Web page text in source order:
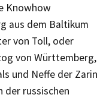
Knowhow
aus dem Baltikum
von Toll, oder
von Württemberg,
und Neffe der Zarin
der russischen